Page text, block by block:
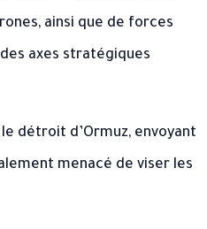
ainsi que de forces
axes stratégiques
détroit d’Ormuz, envoyant
menacé de viser les